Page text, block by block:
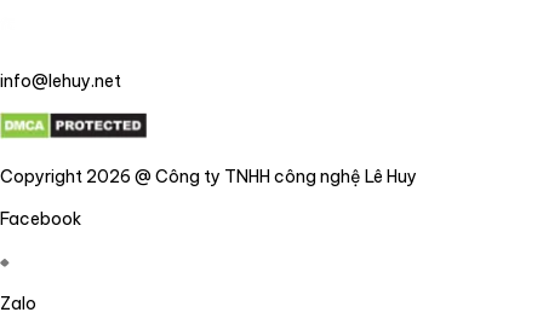
info@lehuy.net
Copyright 2026 @ Công ty TNHH công nghệ Lê Huy
Facebook
Zalo